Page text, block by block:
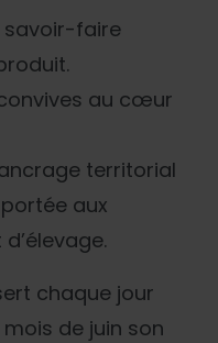
savoir-faire
au cœur
territorial
aux
chaque jour
de juin son